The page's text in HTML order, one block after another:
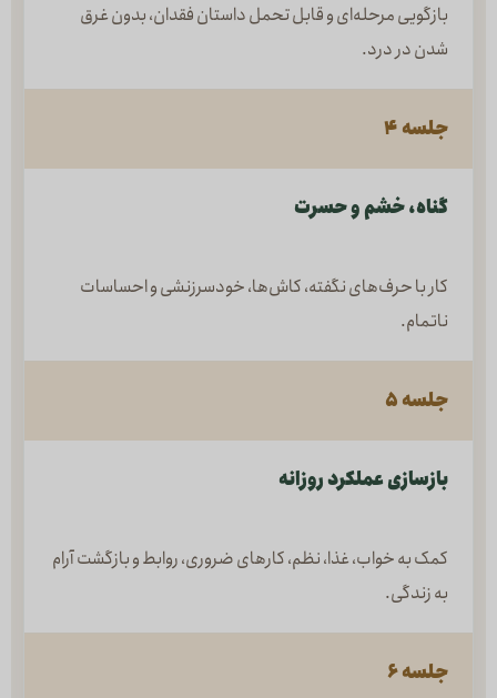
بازگویی مرحله‌ای و قابل تحمل داستان فقدان، بدون غرق
شدن در درد.
جلسه ۴
گناه، خشم و حسرت
کار با حرف‌های نگفته، کاش‌ها، خودسرزنشی و احساسات
ناتمام.
جلسه ۵
بازسازی عملکرد روزانه
کمک به خواب، غذا، نظم، کارهای ضروری، روابط و بازگشت آرام
به زندگی.
جلسه ۶